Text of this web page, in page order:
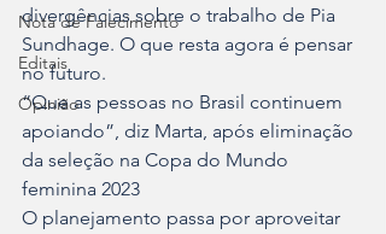
Nota de Falecimento
Editais
Opinião
divergências sobre o trabalho de Pia
Sundhage. O que resta agora é pensar
no futuro.
“Que as pessoas no Brasil continuem
apoiando”, diz Marta, após eliminação
da seleção na Copa do Mundo
feminina 2023
O planejamento passa por aproveitar